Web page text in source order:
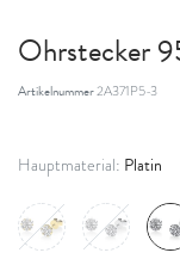
Ohrstecker
Artikelnummer2A371P5-3
Hauptmaterial: Platin